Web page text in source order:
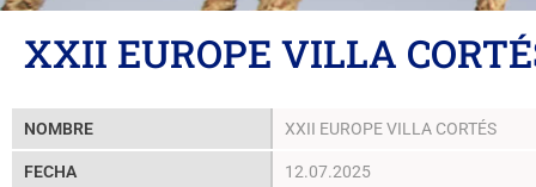
XXII EUROPE VILLA
NOMBRE XXII EUROPE VILLA CORTÉS
FECHA 12.07.2025